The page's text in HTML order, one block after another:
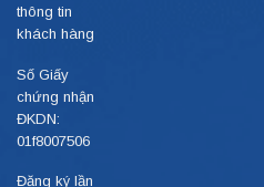
thông tin
khách hàng
Số Giấy
chứng nhận
ĐKDN:
01f8007506
Đăng ký lần